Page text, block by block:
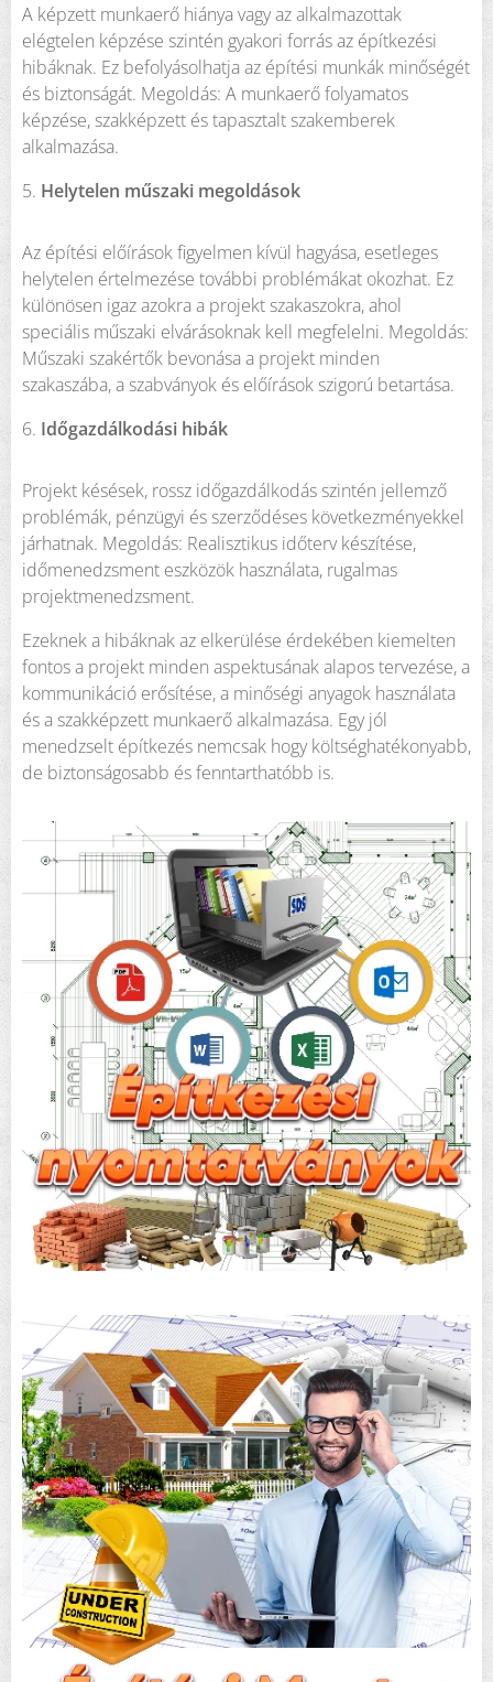
A képzett munkaerő hiánya vagy az alkalmazottak
elégtelen képzése szintén gyakori forrás az építkezési
hibáknak. Ez befolyásolhatja az építési munkák minőségét
és biztonságát. Megoldás: A munkaerő folyamatos
képzése, szakképzett és tapasztalt szakemberek
alkalmazása.
5. Helytelen műszaki megoldások
Az építési előírások figyelmen kívül hagyása, esetleges
helytelen értelmezése további problémákat okozhat. Ez
különösen igaz azokra a projekt szakaszokra, ahol
speciális műszaki elvárásoknak kell megfelelni. Megoldás:
Műszaki szakértők bevonása a projekt minden
szakaszába, a szabványok és előírások szigorú betartása.
6. Időgazdálkodási hibák
Projekt késések, rossz időgazdálkodás szintén jellemző
problémák, pénzügyi és szerződéses következményekkel
járhatnak. Megoldás: Realisztikus időterv készítése,
időmenedzsment eszközök használata, rugalmas
projektmenedzsment.
Ezeknek a hibáknak az elkerülése érdekében kiemelten
fontos a projekt minden aspektusának alapos tervezése, a
kommunikáció erősítése, a minőségi anyagok használata
és a szakképzett munkaerő alkalmazása. Egy jól
menedzselt építkezés nemcsak hogy költséghatékonyabb,
de biztonságosabb és fenntarthatóbb is.